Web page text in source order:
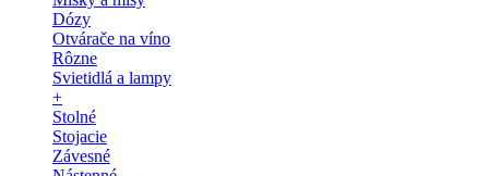
Dózy
Otvárače na víno
Rôzne
Svietidlá a lampy
+
Stolné
Stojacie
Závesné